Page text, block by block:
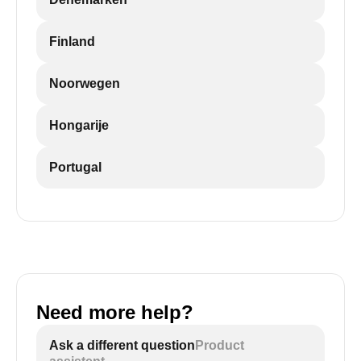
Finland
Noorwegen
Hongarije
Portugal
Need more help?
Ask a different question Product